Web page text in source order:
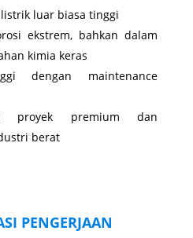
luar biasa tinggi
ekstrem, bahkan dalam
kimia keras
dengan maintenance
proyek premium dan
berat
PENGERJAAN